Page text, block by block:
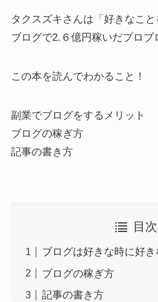
タクスズキさんは「好きなこ
ブログで2.６億円稼いだプロブ
この本を読んでわかること！
副業でブログをするメリット
ブログの稼ぎ方
記事の書き方
目次
ブログは好きな時に好
ブログの稼ぎ方
記事の書き方